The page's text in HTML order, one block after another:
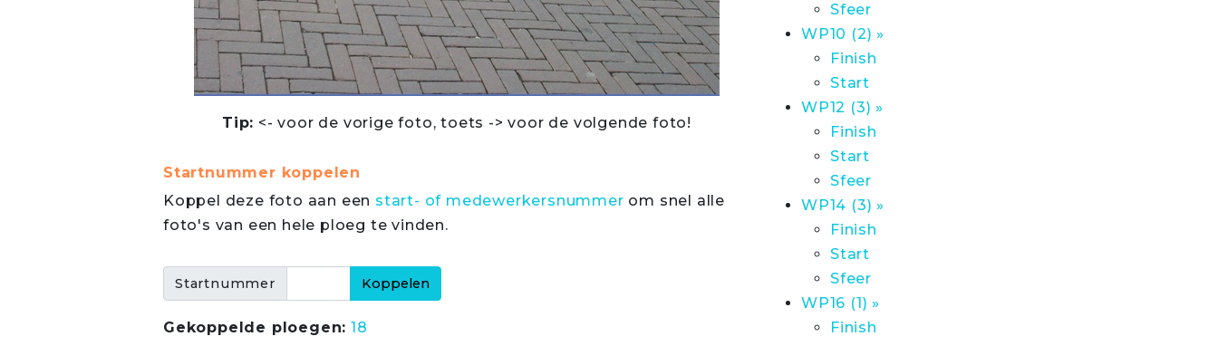
Tip: <- voor de vorige foto, toets -> voor de volgende foto!
Startnummer koppelen
Koppel deze foto aan een start- of medewerkersnummer om snel alle
foto's van een hele ploeg te vinden.
Startnummer
Gekoppelde ploegen: 18
Sfeer
WP10 (2) »
Finish
Start
WP12 (3) »
Finish
Start
Sfeer
WP14 (3) »
Finish
Start
Sfeer
WP16 (1) »
Finish